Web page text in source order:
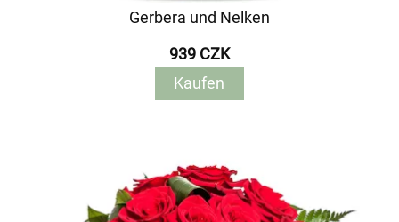
Gerbera und Nelken
939 CZK
Kaufen